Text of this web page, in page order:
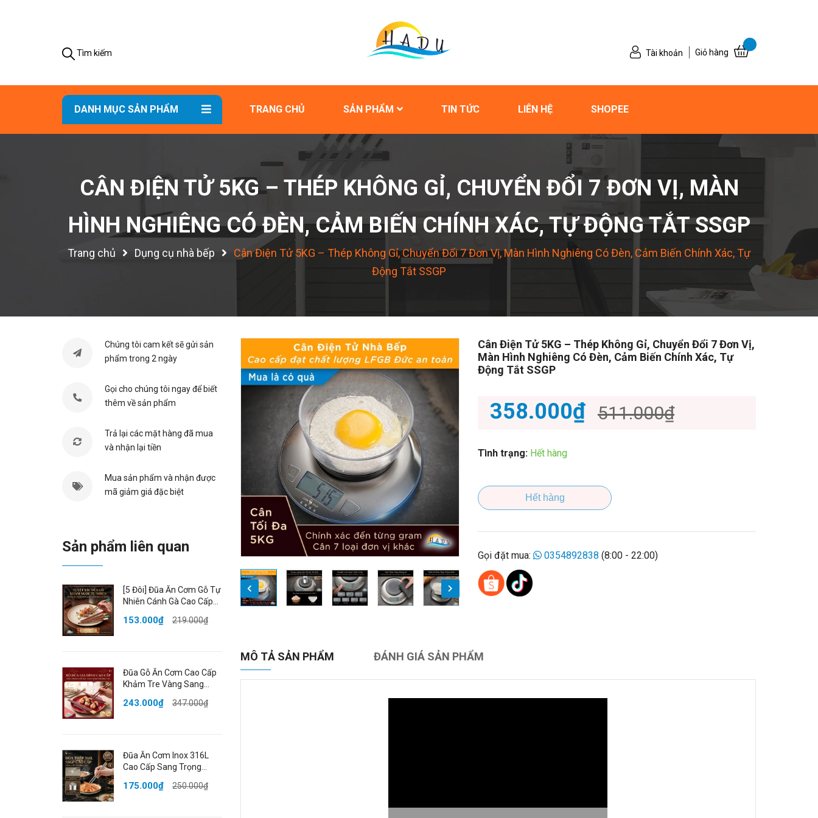
Tìm kiếm Tài khoản Giỏ hàng
DANH MỤC SẢN PHẨM TRANG CHỦ SẢN PHẨM TIN TỨC LIÊN HỆ SHOPEE
CÂN ĐIỆN TỬ 5KG – THÉP KHÔNG GỈ, CHUYỂN ĐỔI 7 ĐƠN VỊ, MÀN
HÌNH NGHIÊNG CÓ ĐÈN, CẢM BIẾN CHÍNH XÁC, TỰ ĐỘNG TẮT SSGP
Trang chủ Dụng cụ nhà bếp
Cân Điện Tử 5KG – Thép Không Gỉ, Chuyển Đổi 7 Đơn Vị, Màn Hình Nghiêng Có Đèn, Cảm Biến Chính Xác, Tự
Động Tắt SSGP
Cân Điện Tử 5KG – Thép Không Gỉ, Chuyển Đổi 7 Đơn Vị,
Màn Hình Nghiêng Có Đèn, Cảm Biến Chính Xác, Tự
Động Tắt SSGP
358.000₫ 511.000₫
Tình trạng: Hết hàng
Hết hàng
Gọi đặt mua: 0354892838 (8:00 - 22:00)
MÔ TẢ SẢN PHẨM ĐÁNH GIÁ SẢN PHẨM
Chúng tôi cam kết sẽ gửi sản
phẩm trong 2 ngày
Gọi cho chúng tôi ngay để biết
thêm về sản phẩm
Trả lại các mặt hàng đã mua
và nhận lại tiền
Mua sản phẩm và nhận được
mã giảm giá đặc biệt
Sản phẩm liên quan
[5 Đôi] Đũa Ăn Cơm Gỗ Tự
Nhiên Cánh Gà Cao Cấp
Trọng Chống Ẩm Mốc
153.000₫ 219.000₫
Đũa Gỗ Ăn Cơm Cao Cấp
Khảm Tre Vàng Sang
Nhiệt Không Ẩm Mốc An
243.000₫ 347.000₫
Đũa Ăn Cơm Inox 316L
Cao Cấp Sang Trọng
Chống Trượt Cách Nhiệt
175.000₫ 250.000₫